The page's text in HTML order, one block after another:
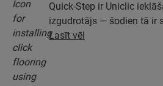
Quick-Step ir Uniclic
izgudrotājs — šodien tā ir
ieklāšanas sistēma.
Lasīt vēl